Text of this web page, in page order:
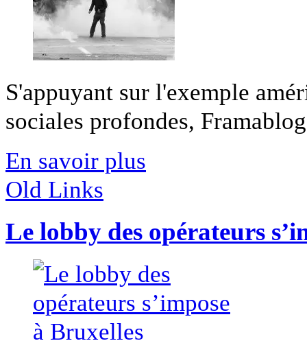
S'appuyant sur l'exemple
sociales profondes,
En savoir plus
Old Links
Le lobby des opérateurs